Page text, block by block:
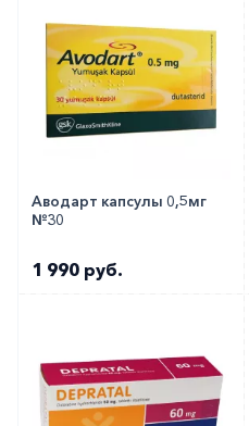
Аводарт капсулы 0,5мг
№30
1 990 руб.